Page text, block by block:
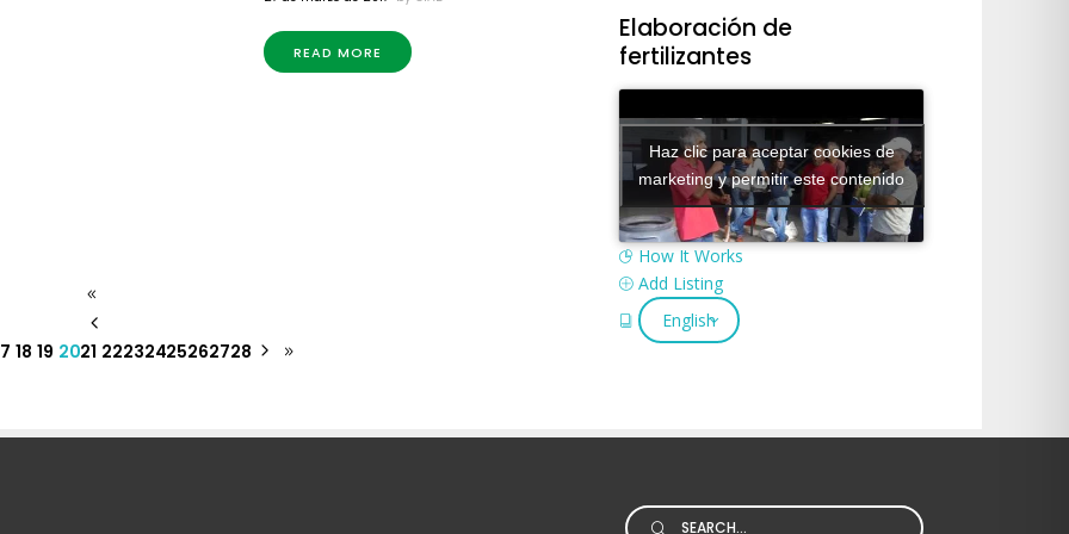
READ MORE
18 19 2021 22232425262728
Elaboración de
fertilizantes
Haz clic para aceptar cookies de
marketing y permitir este contenido
How It Works
Add Listing
English